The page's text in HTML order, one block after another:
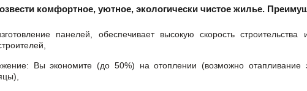
комфортное, уютное, экологически чистое жилье.
панелей, обеспечивает высокую скорость
Вы экономите (до 50%) на отоплении (возможно отапливание